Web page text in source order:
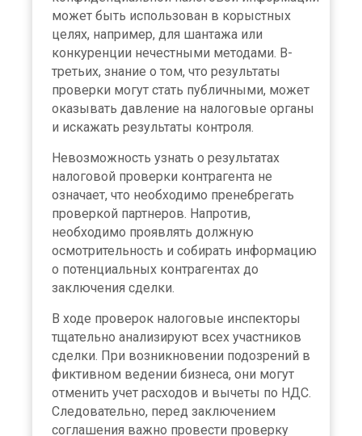
может быть использован в корыстных
целях, например, для шантажа или
конкуренции нечестными методами. В-
третьих, знание о том, что результаты
проверки могут стать публичными, может
оказывать давление на налоговые органы
и искажать результаты контроля.
Невозможность узнать о результатах
налоговой проверки контрагента не
означает, что необходимо пренебрегать
проверкой партнеров. Напротив,
необходимо проявлять должную
осмотрительность и собирать информацию
о потенциальных контрагентах до
заключения сделки.
В ходе проверок налоговые инспекторы
тщательно анализируют всех участников
сделки. При возникновении подозрений в
фиктивном ведении бизнеса, они могут
отменить учет расходов и вычеты по НДС.
Следовательно, перед заключением
соглашения важно провести проверку